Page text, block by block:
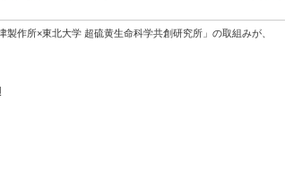
作所×東北大学 超硫黄生命科学共創研究所」の取組みが、